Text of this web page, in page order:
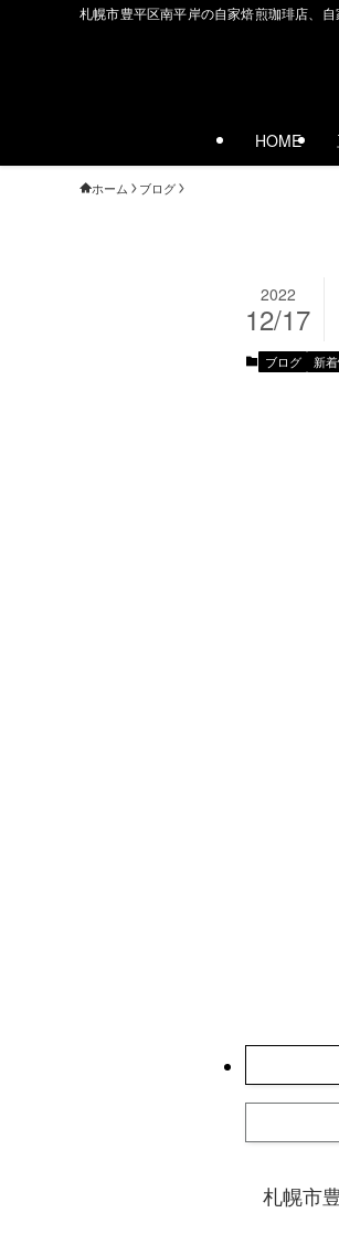
札幌市豊平区南平岸の自家焙煎珈琲店、
HOME
ホーム ブログ
2022
12/17
ブログ 新
札幌市